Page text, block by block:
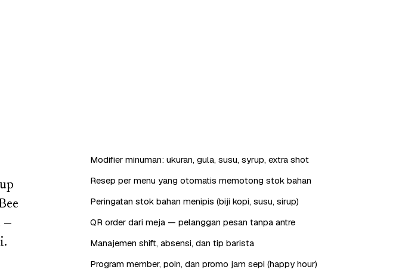
—
Modifier minuman: ukuran, gula, susu, syrup, extra shot
Resep per menu yang otomatis memotong stok bahan
Peringatan stok bahan menipis (biji kopi, susu, sirup)
QR order dari meja — pelanggan pesan tanpa antre
Manajemen shift, absensi, dan tip barista
Program member, poin, dan promo jam sepi (happy hour)